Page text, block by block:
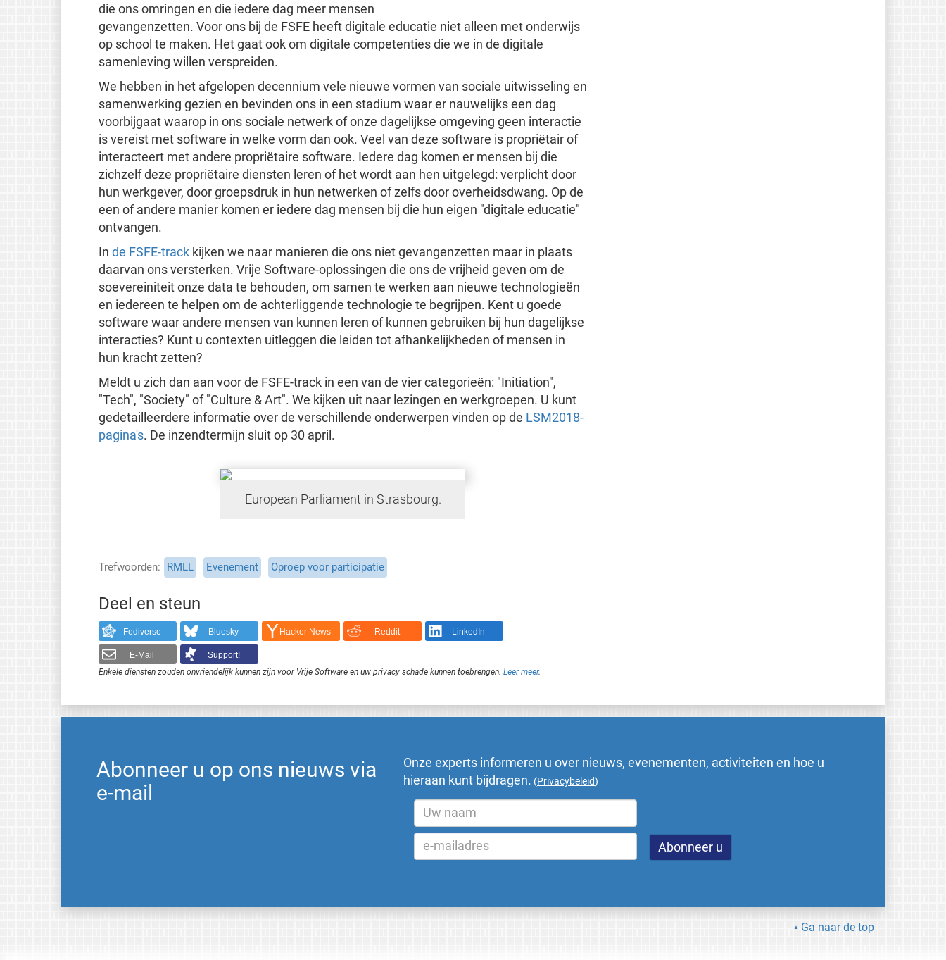
die ons omringen en die iedere dag meer mensen
gevangenzetten. Voor ons bij de FSFE heeft digitale educatie niet alleen met onderwijs
op school te maken. Het gaat ook om digitale competenties die we in de digitale
samenleving willen verspreiden.
We hebben in het afgelopen decennium vele nieuwe vormen van sociale uitwisseling en
samenwerking gezien en bevinden ons in een stadium waar er nauwelijks een dag
voorbijgaat waarop in ons sociale netwerk of onze dagelijkse omgeving geen interactie
is vereist met software in welke vorm dan ook. Veel van deze software is propriëtair of
interacteert met andere propriëtaire software. Iedere dag komen er mensen bij die
zichzelf deze propriëtaire diensten leren of het wordt aan hen uitgelegd: verplicht door
hun werkgever, door groepsdruk in hun netwerken of zelfs door overheidsdwang. Op de
een of andere manier komen er iedere dag mensen bij die hun eigen "digitale educatie"
ontvangen.
In de FSFE-trackkijken we naar manieren die ons niet gevangenzetten maar in plaats
daarvan ons versterken. Vrije Software-oplossingen die ons de vrijheid geven om de
soevereiniteit onze data te behouden, om samen te werken aan nieuwe technologieën
en iedereen te helpen om de achterliggende technologie te begrijpen. Kent u goede
software waar andere mensen van kunnen leren of kunnen gebruiken bij hun dagelijkse
interacties? Kunt u contexten uitleggen die leiden tot afhankelijkheden of mensen in
hun kracht zetten?
Meldt u zich dan aan voor de FSFE-track in een van de vier categorieën: "Initiation",
"Tech", "Society" of "Culture & Art". We kijken uit naar lezingen en werkgroepen. U kunt
gedetailleerdere informatie over de verschillende onderwerpen vinden op de LSM2018-
pagina's. De inzendtermijn sluit op 30 april.
European Parliament in Strasbourg.
Trefwoorden RMLL Evenement Oproep voor participatie
Deel en steun
Fediverse Bluesky Hacker News Reddit LinkedIn
E-Mail
Support!
Enkele diensten zouden onvriendelijk kunnen zijn voor Vrije Software en uw privacy schade kunnen toebrengen. Leer meer.
Abonneer u op ons nieuws via
e-mail
Onze experts informeren u over nieuws, evenementen, activiteiten en hoe u
hieraan kunt bijdragen. (Privacybeleid)
Ga naar de top